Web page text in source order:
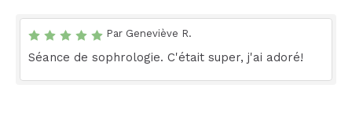
Par Geneviève R.
Séance de sophrologie. C'était super, j'ai adoré!